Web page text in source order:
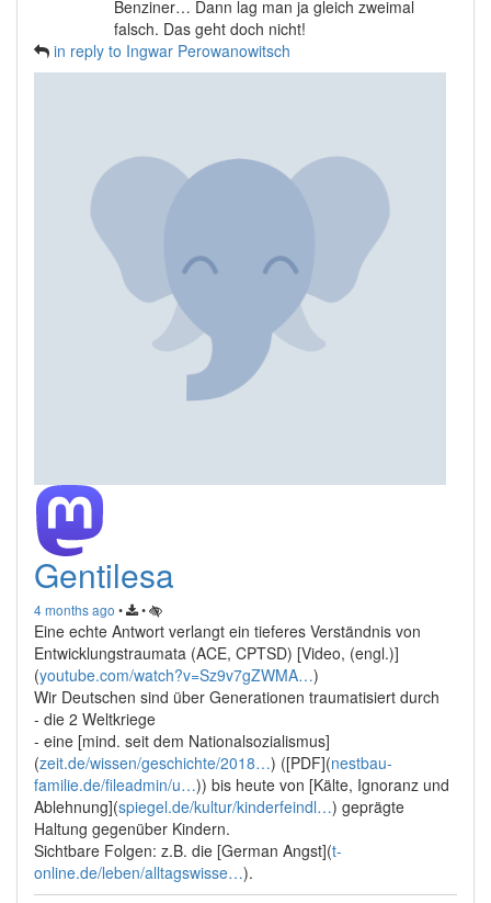
Benziner… Dann lag man ja gleich zweimal
falsch. Das geht doch nicht!
in reply to Ingwar Perowanowitsch
Gentilesa
4 months ago • •
Eine echte Antwort verlangt ein tieferes Verständnis von
Entwicklungstraumata (ACE, CPTSD) [Video, (engl.)]
(youtube.com/watch?v=Sz9v7gZWMA…)
Wir Deutschen sind über Generationen traumatisiert durch
- die 2 Weltkriege
- eine [mind. seit dem Nationalsozialismus]
(zeit.de/wissen/geschichte/2018…) ([PDF](nestbau-
familie.de/fileadmin/u…)) bis heute von [Kälte, Ignoranz und
Ablehnung](spiegel.de/kultur/kinderfeindl…) geprägte
Haltung gegenüber Kindern.
Sichtbare Folgen: z.B. die [German Angst](t-
online.de/leben/alltagswisse…).